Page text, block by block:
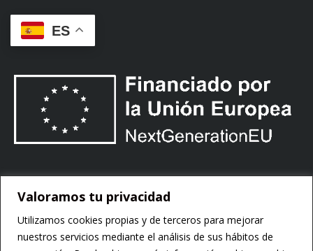
Valoramos tu privacidad
Utilizamos cookies propias y de terceros para mejorar
nuestros servicios mediante el análisis de sus hábitos de
ES